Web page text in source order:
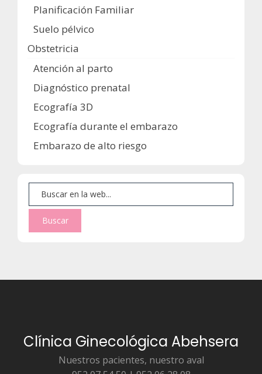
Planificación Familiar
Suelo pélvico
Obstetricia
Atención al parto
Diagnóstico prenatal
Ecografía 3D
Ecografía durante el embarazo
Embarazo de alto riesgo
Clínica Ginecológica Abehsera
Nuestros pacientes, nuestro aval